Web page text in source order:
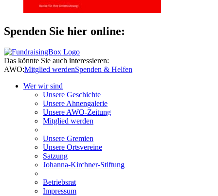
Spenden Sie hier online:
Das könnte Sie auch interessieren:
AWO:Mitglied werdenSpenden & Helfen
Wer wir sind
Unsere Geschichte
Unsere Ahnengalerie
Unsere AWO-Zeitung
Mitglied werden
Unsere Gremien
Unsere Ortsvereine
Satzung
Johanna-Kirchner-Stiftung
Betriebsrat
Impressum